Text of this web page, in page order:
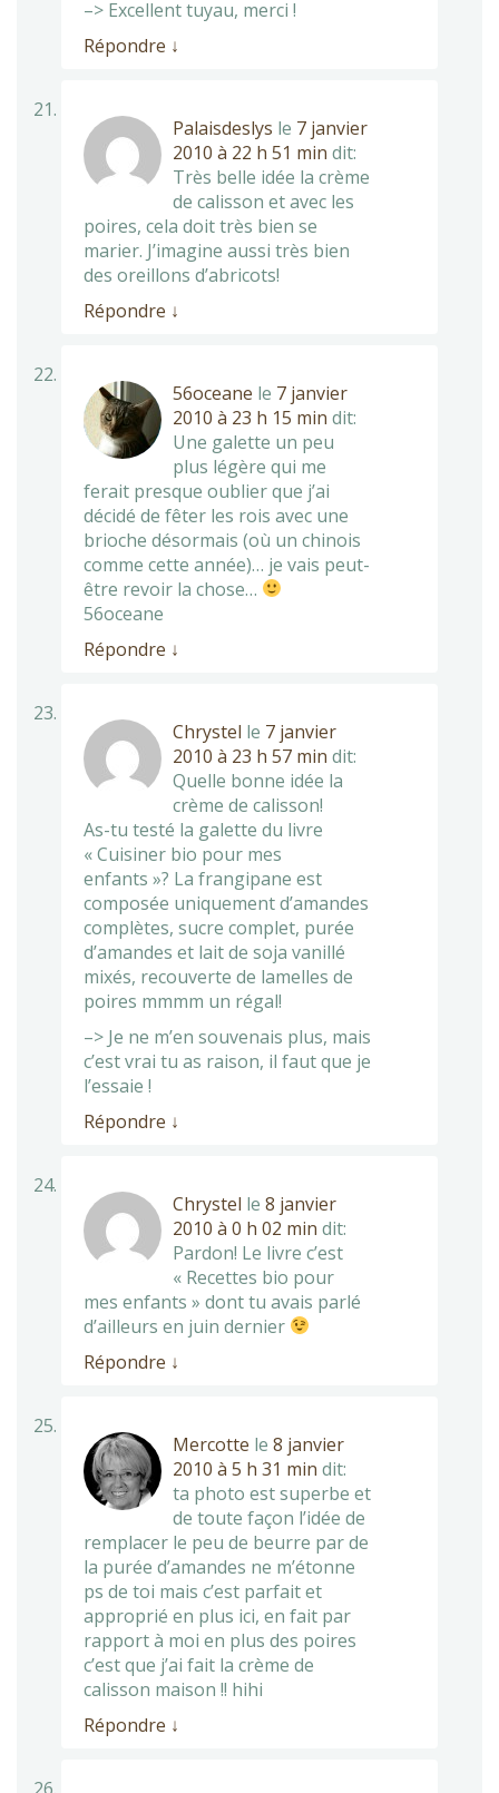
–> Excellent tuyau, merci !
Répondre ↓
Palaisdeslys le 7 janvier
2010 à 22 h 51 min dit:
Très belle idée la crème
de calisson et avec les
poires, cela doit très bien se
marier. J’imagine aussi très bien
des oreillons d’abricots!
Répondre ↓
56oceane le 7 janvier
2010 à 23 h 15 min dit:
Une galette un peu
plus légère qui me
ferait presque oublier que j’ai
décidé de fêter les rois avec une
brioche désormais (où un chinois
comme cette année)… je vais peut-
être revoir la chose…
56oceane
Répondre ↓
Chrystel le 7 janvier
2010 à 23 h 57 min dit:
Quelle bonne idée la
crème de calisson!
As-tu testé la galette du livre
« Cuisiner bio pour mes
enfants »? La frangipane est
composée uniquement d’amandes
complètes, sucre complet, purée
d’amandes et lait de soja vanillé
mixés, recouverte de lamelles de
poires mmmm un régal!
–> Je ne m’en souvenais plus, mais
c’est vrai tu as raison, il faut que je
l’essaie !
Répondre ↓
Chrystel le 8 janvier
2010 à 0 h 02 min dit:
Pardon! Le livre c’est
« Recettes bio pour
mes enfants » dont tu avais parlé
d’ailleurs en juin dernier
Répondre ↓
Mercotte le 8 janvier
2010 à 5 h 31 min dit:
ta photo est superbe et
de toute façon l’idée de
remplacer le peu de beurre par de
la purée d’amandes ne m’étonne
ps de toi mais c’est parfait et
approprié en plus ici, en fait par
rapport à moi en plus des poires
c’est que j’ai fait la crème de
calisson maison !! hihi
Répondre ↓